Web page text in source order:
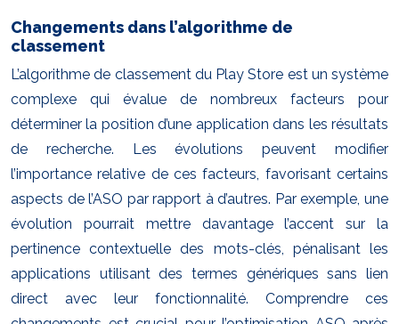
Changements dans l’algorithme de
classement
L’algorithme de classement du Play Store est un système
complexe qui évalue de nombreux facteurs pour
déterminer la position d’une application dans les résultats
de recherche. Les évolutions peuvent modifier
l’importance relative de ces facteurs, favorisant certains
aspects de l’ASO par rapport à d’autres. Par exemple, une
évolution pourrait mettre davantage l’accent sur la
pertinence contextuelle des mots-clés, pénalisant les
applications utilisant des termes génériques sans lien
direct avec leur fonctionnalité. Comprendre ces